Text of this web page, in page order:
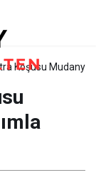
Koşusu